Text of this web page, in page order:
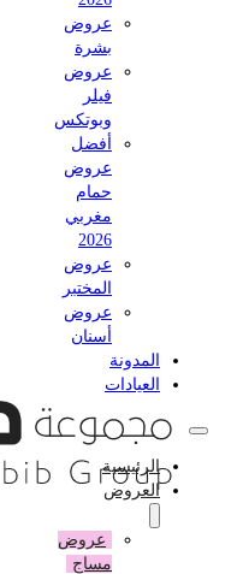
عروض
بشرة
عروض
وبوتكس
أفضل
عروض
حمام
مغربي
عروض
المختبر
عروض
أسنان
المدونة
العيادات
الرئيسية
العروض
عروض
مساج